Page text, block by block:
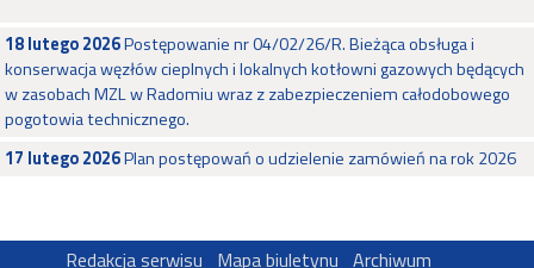
18 lutego 2026Postępowanie nr 04/02/26/R. Bieżąca obsługa i
konserwacja węzłów cieplnych i lokalnych kotłowni gazowych będących
w zasobach MZL w Radomiu wraz z zabezpieczeniem całodobowego
pogotowia technicznego.
17 lutego 2026Plan postępowań o udzielenie zamówień na rok 2026
Redakcja serwisu Mapa biuletynu Archiwum